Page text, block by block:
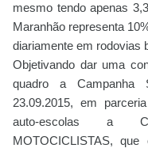
mesmo tendo apenas
Maranhão representa
diariamente em rodovias
Objetivando dar uma
quadro a Campanha
23.09.2015, em
auto-escolas a
MOTOCICLISTAS,